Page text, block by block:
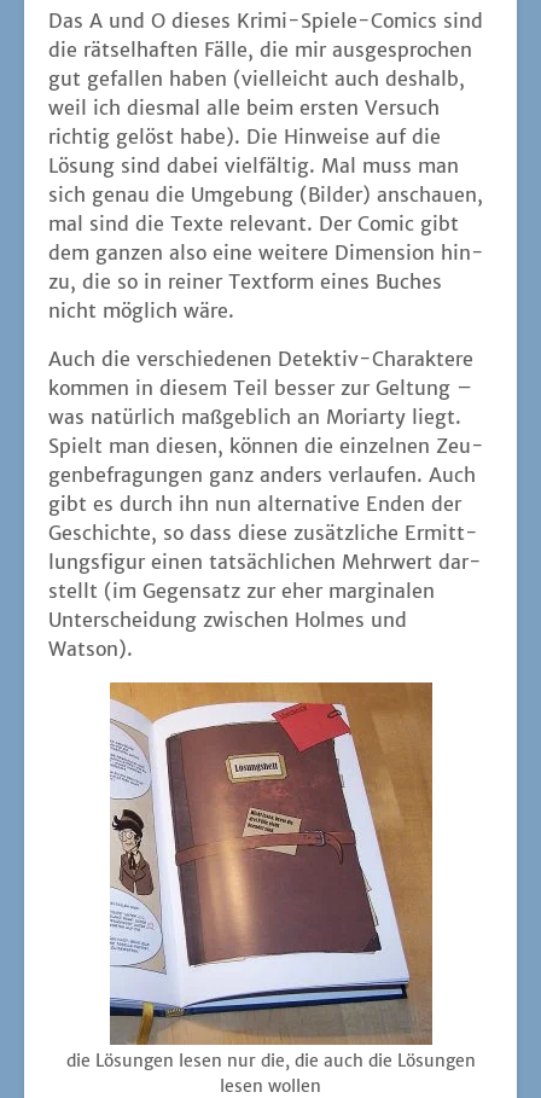
Das A und O die­ses Kri­mi-Spie­le-Comics sind
die rät­sel­haf­ten Fäl­le, die mir aus­ge­spro­chen
gut gefal­len haben (viel­leicht auch des­halb,
weil ich dies­mal alle beim ers­ten Ver­such
rich­tig gelöst habe). Die Hin­wei­se auf die
Lösung sind dabei viel­fäl­tig. Mal muss man
sich genau die Umge­bung (Bil­der) anschau­en,
mal sind die Tex­te rele­vant. Der Comic gibt
dem gan­zen also eine wei­te­re Dimen­si­on hin­
zu, die so in rei­ner Text­form eines Buches
nicht mög­lich wäre.
Auch die ver­schie­de­nen Detek­tiv-Cha­rak­te­re
kom­men in die­sem Teil bes­ser zur Gel­tung –
was natür­lich maß­geb­lich an Mori­ar­ty liegt.
Spielt man die­sen, kön­nen die ein­zel­nen Zeu­
gen­be­fra­gun­gen ganz anders ver­lau­fen. Auch
gibt es durch ihn nun alter­na­ti­ve Enden der
Geschich­te, so dass die­se zusätz­li­che Ermitt­
lungs­fi­gur einen tat­säch­li­chen Mehr­wert dar­
stellt (im Gegen­satz zur eher mar­gi­na­len
Unter­schei­dung zwi­schen Hol­mes und
Watson).
die Lösun­gen lesen nur die, die auch die Lösun­gen
lesen wollen